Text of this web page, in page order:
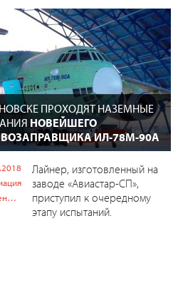
ПРОХОДЯТ НАЗЕМНЫЕ
НОВЕЙШЕГО
ИЛ-78М-90А
Промышленность
Лайнер, изготовленный на
заводе «Авиастар-СП»,
приступил к очередному
этапу испытаний.